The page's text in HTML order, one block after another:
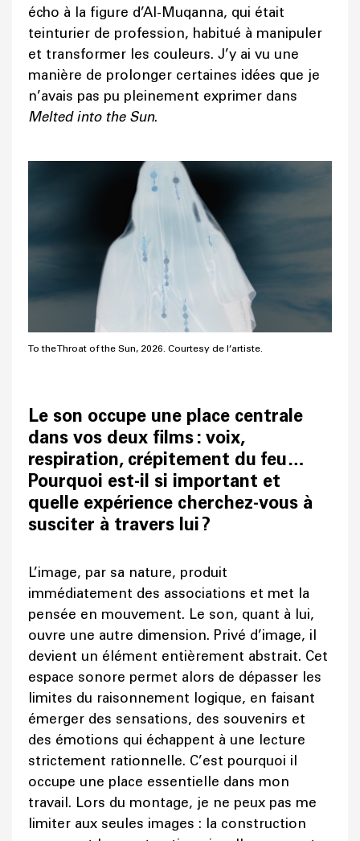
écho à la figure d’Al-Muqanna, qui était
teinturier de profession, habitué à manipuler
et transformer les couleurs. J’y ai vu une
manière de prolonger certaines idées que je
n’avais pas pu pleinement exprimer dans
Melted into the Sun.
To the Throat of the Sun, 2026. Courtesy de l’artiste.
Le son occupe une place centrale
dans vos deux films : voix,
respiration, crépitement du feu…
Pourquoi est-il si important et
quelle expérience cherchez-vous à
susciter à travers lui ?
L’image, par sa nature, produit
immédiatement des associations et met la
pensée en mouvement. Le son, quant à lui,
ouvre une autre dimension. Privé d’image, il
devient un élément entièrement abstrait. Cet
espace sonore permet alors de dépasser les
limites du raisonnement logique, en faisant
émerger des sensations, des souvenirs et
des émotions qui échappent à une lecture
strictement rationnelle. C’est pourquoi il
occupe une place essentielle dans mon
travail. Lors du montage, je ne peux pas me
limiter aux seules images : la construction